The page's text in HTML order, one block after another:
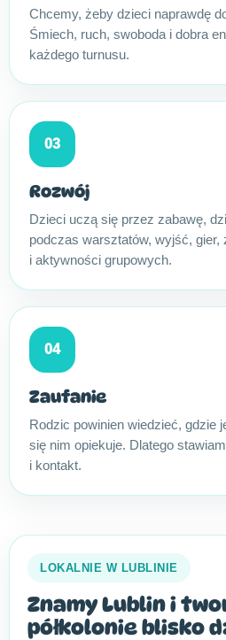
Chcemy, żeby dzieci naprawdę
Śmiech, ruch, swoboda i dobra
każdego turnusu.
03
Rozwój
Dzieci uczą się przez zabawę,
podczas warsztatów, wyjść,
i aktywności grupowych.
04
Zaufanie
Rodzic powinien wiedzieć, gdzie
się nim opiekuje. Dlatego
i kontakt.
LOKALNIE W LUBLINIE
Znamy Lublin i
półkolonie blisko